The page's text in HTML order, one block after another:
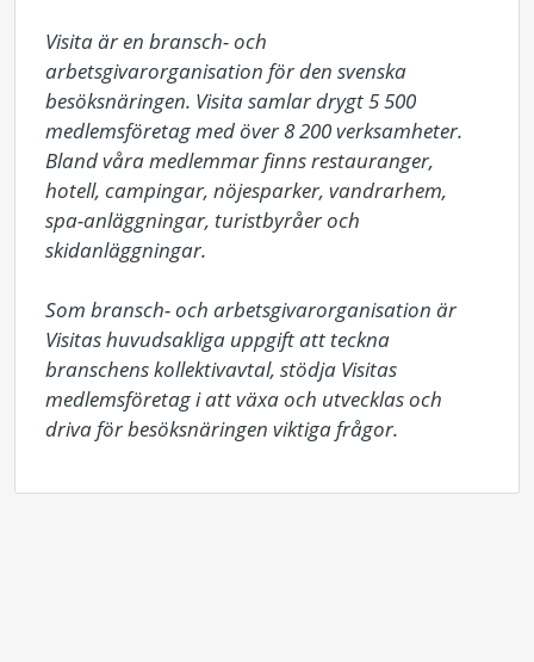
Visita är en bransch- och
arbetsgivarorganisation för den svenska
besöksnäringen. Visita samlar drygt 5 500
medlemsföretag med över 8 200 verksamheter.
Bland våra medlemmar finns restauranger,
hotell, campingar, nöjesparker, vandrarhem,
spa-anläggningar, turistbyråer och
skidanläggningar.
Som bransch- och arbetsgivarorganisation är
Visitas huvudsakliga uppgift att teckna
branschens kollektivavtal, stödja Visitas
medlemsföretag i att växa och utvecklas och
driva för besöksnäringen viktiga frågor.